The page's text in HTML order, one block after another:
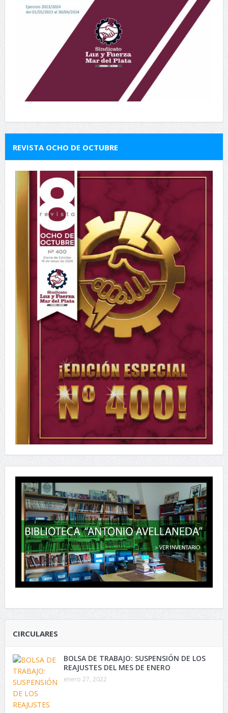
REVISTA OCHO DE OCTUBRE
CIRCULARES
BOLSA DE TRABAJO: SUSPENSIÓN DE LOS
REAJUSTES DEL MES DE ENERO
enero 27, 2022